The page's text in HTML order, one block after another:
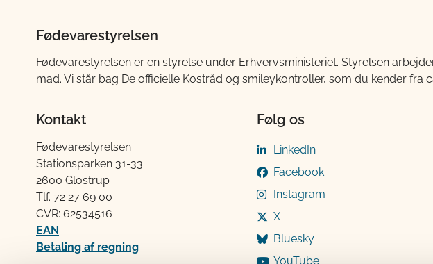
Fødevarestyrelsen
Fødevarestyrelsen er en styrelse under Erhvervsministeriet. Styrelsen
mad. Vi står bag De officielle Kostråd og smileykontroller, som du kender fra
Kontakt
Fødevarestyrelsen
Stationsparken 31-33
2600 Glostrup
Tlf. 72 2​​​7 69 00
CVR: 62534516
EAN
Betaling af regning
Følg os
LinkedIn
Facebook
Instagram
X
Bluesky
YouTube